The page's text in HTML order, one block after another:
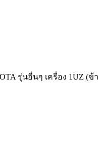
รุ่นอื่นๆ เครื่อง 1UZ (ข้